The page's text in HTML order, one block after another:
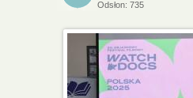
Odsłon: 735